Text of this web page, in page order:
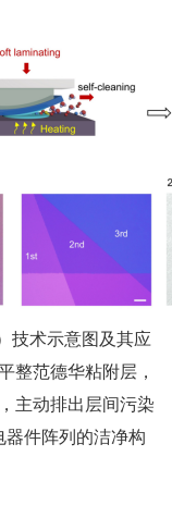
技术示意图及其应
整范德华粘附层，
主动排出层间污染
件阵列的洁净构